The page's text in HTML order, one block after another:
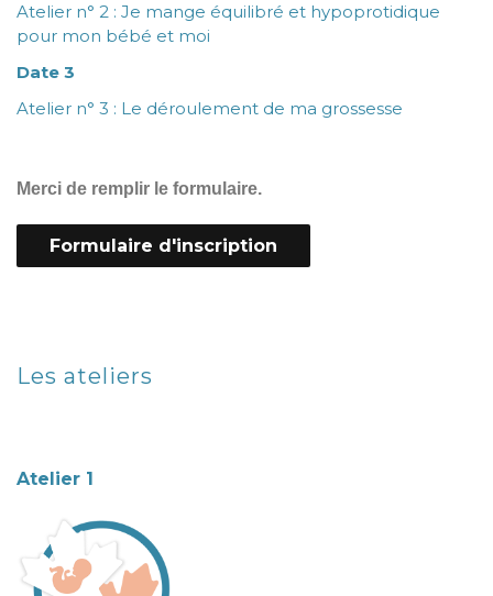
Atelier n° 2 : Je mange équilibré et hypoprotidique
pour mon bébé et moi
Date 3
Atelier n° 3 : Le déroulement de ma grossesse
Merci de remplir le formulaire.
Formulaire d'inscription
Les ateliers
Atelier 1